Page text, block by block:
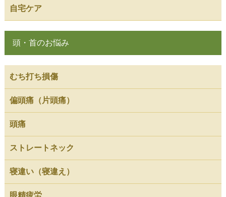
自宅ケア
頭・首のお悩み
むち打ち損傷
偏頭痛（片頭痛）
頭痛
ストレートネック
寝違い（寝違え）
眼精疲労